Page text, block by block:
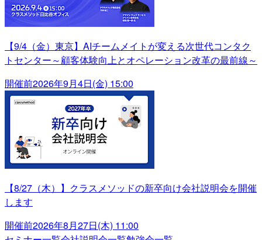
【9/4（金）東京】AIチームメイトが変える次世代コンタク
トセンター～顧客体験向上とオペレーション改革の最前線～
開催前2026年9月4日(金) 15:00
【8/27（木）】クラスメソッドの新卒向け会社説明会を開催
します
開催前2026年8月27日(木) 11:00